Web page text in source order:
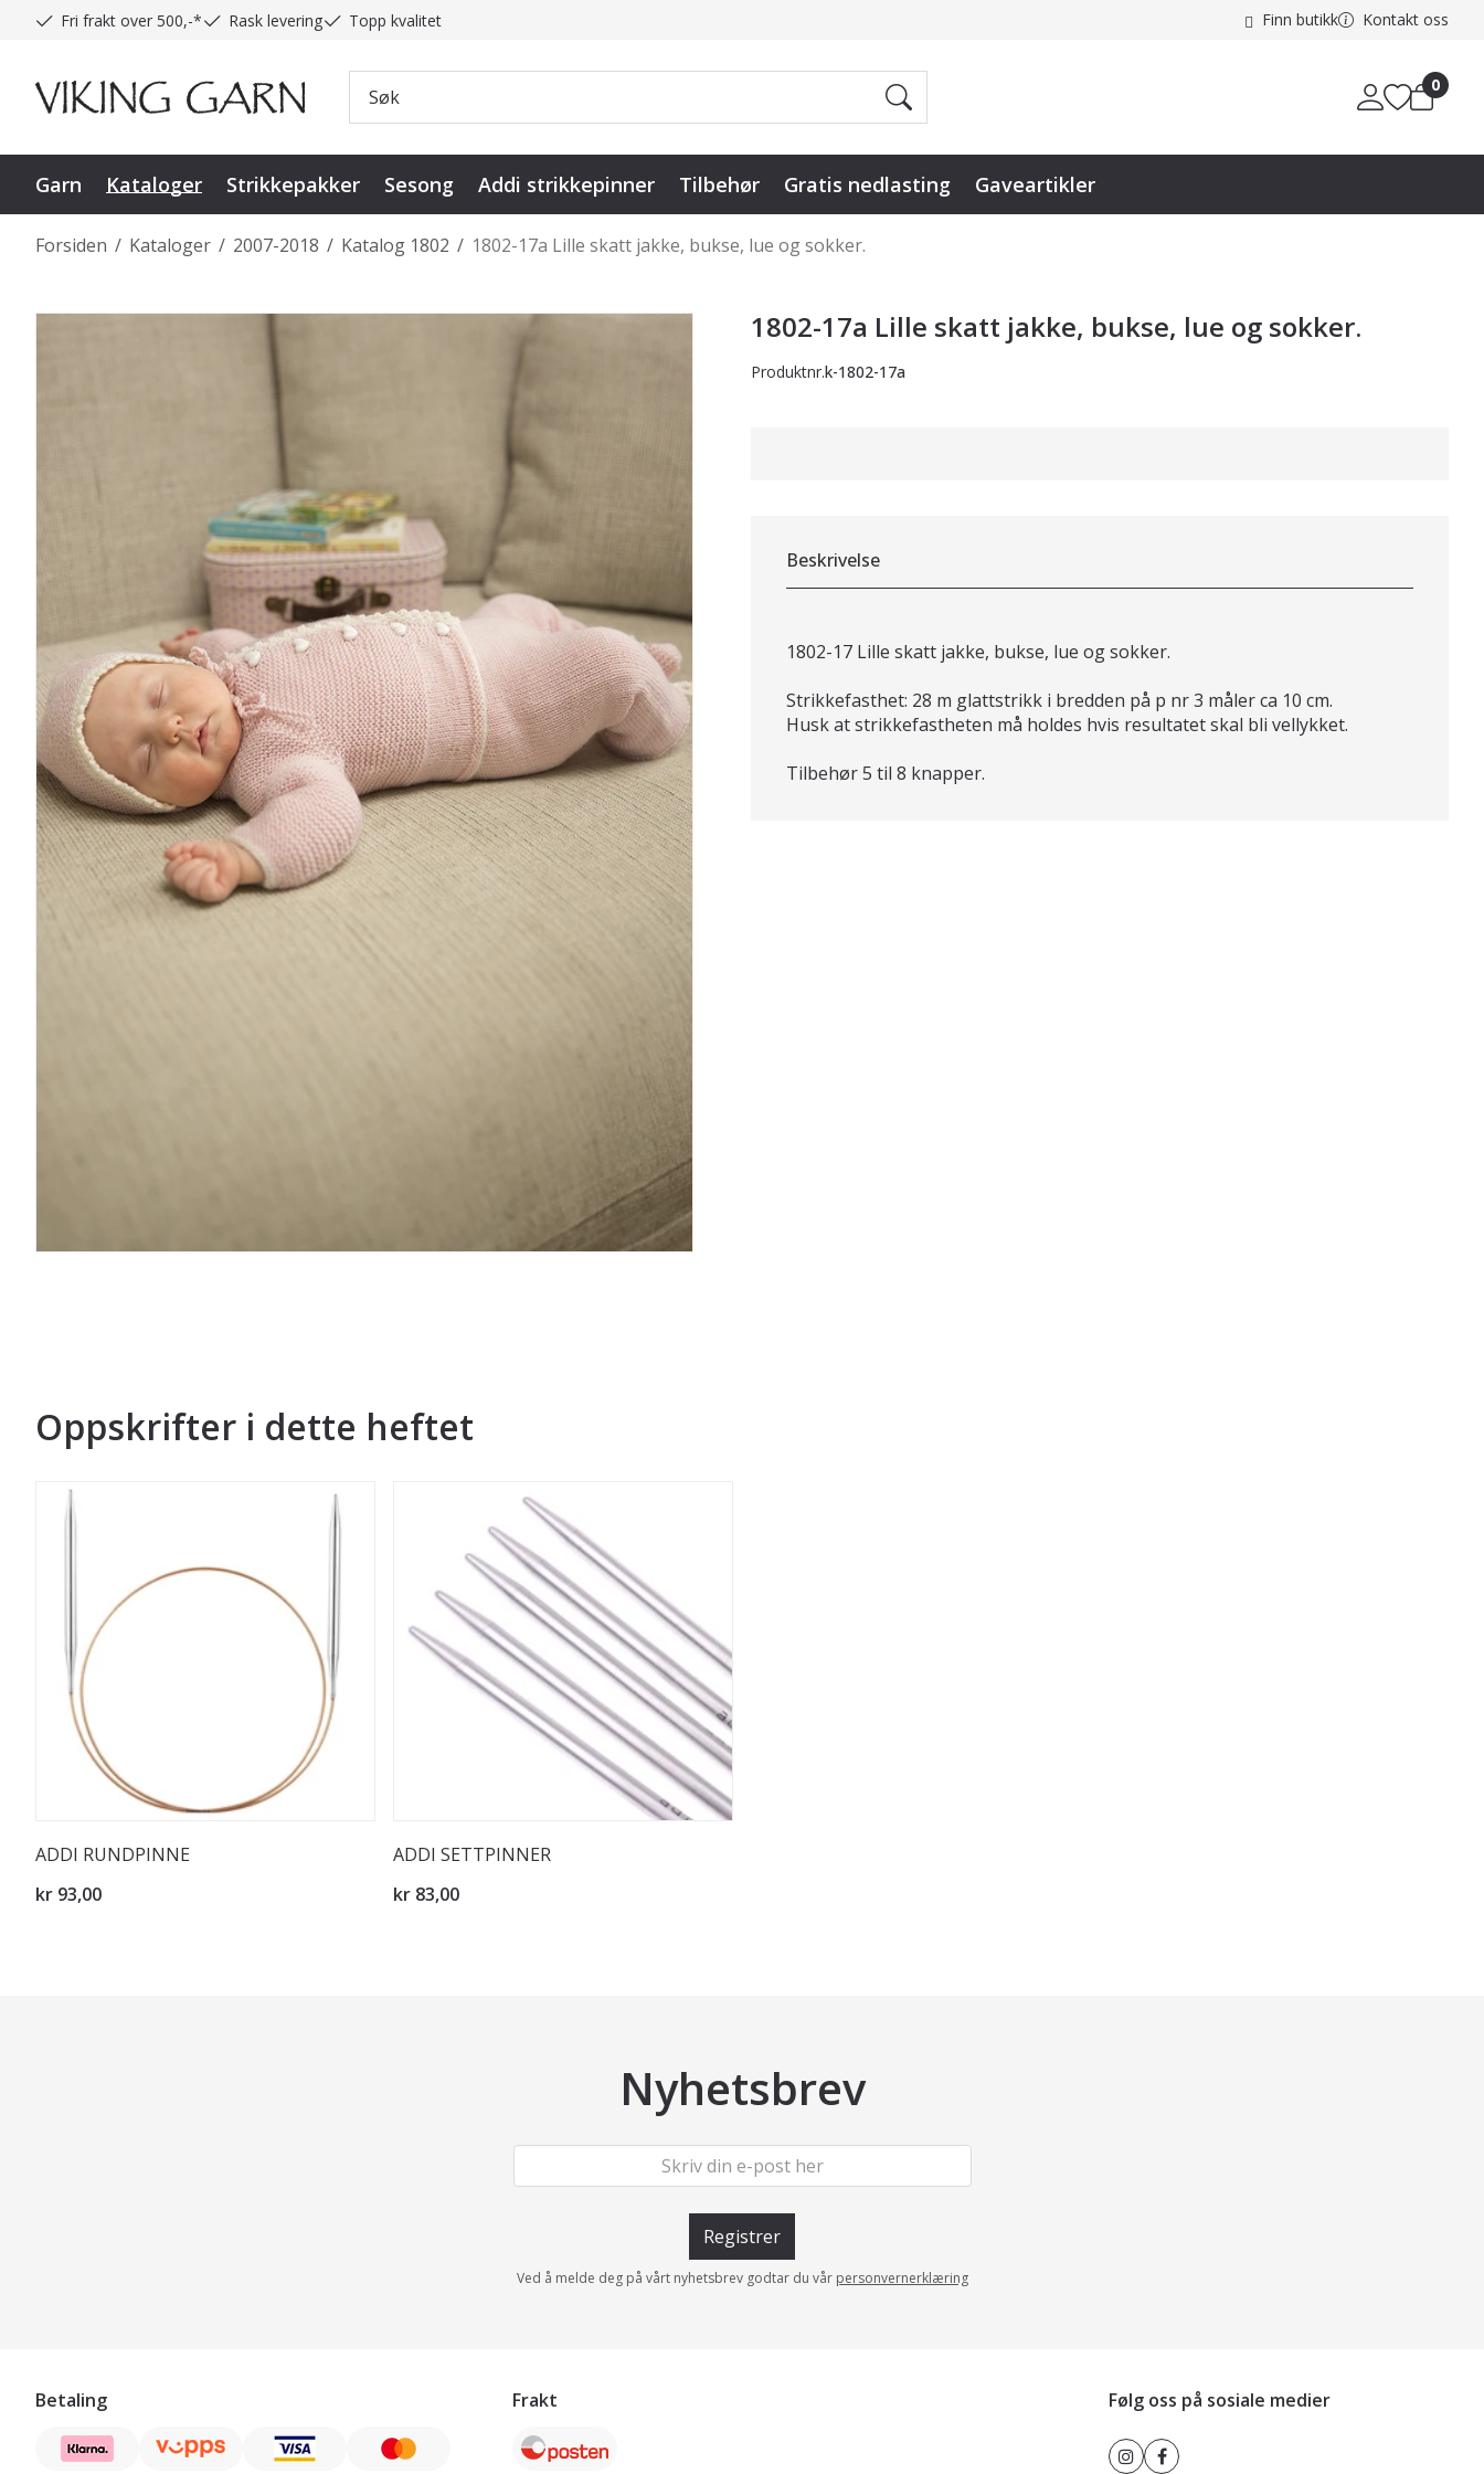
Fri frakt over 500,-* Rask levering Topp kvalitet Finn butikk Kontakt oss
0
Garn Kataloger Strikkepakker Sesong Addi strikkepinner Tilbehør Gratis nedlasting Gaveartikler
/
Forsiden /
Kataloger /
2007-2018 /
Katalog 1802 1802-17a Lille skatt jakke, bukse, lue og sokker.
1802-17a Lille skatt jakke, bukse, lue og sokker.
Produktnr.k-1802-17a
Beskrivelse
1802-17 Lille skatt jakke, bukse, lue og sokker.
Strikkefasthet: 28 m glattstrikk i bredden på p nr 3 måler ca 10 cm.
Husk at strikkefastheten må holdes hvis resultatet skal bli vellykket.
Tilbehør 5 til 8 knapper.
Oppskrifter i dette heftet
ADDI RUNDPINNE
kr 93,00
ADDI SETTPINNER
kr 83,00
Nyhetsbrev
Registrer
Ved å melde deg på vårt nyhetsbrev godtar du vår personvernerklæring
Betaling Frakt Følg oss på sosiale medier